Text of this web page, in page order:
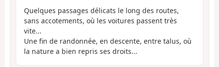
Quelques passages délicats le long des routes,
sans accotements, où les voitures passent très
vite...
Une fin de randonnée, en descente, entre talus, où
la nature a bien repris ses droits...